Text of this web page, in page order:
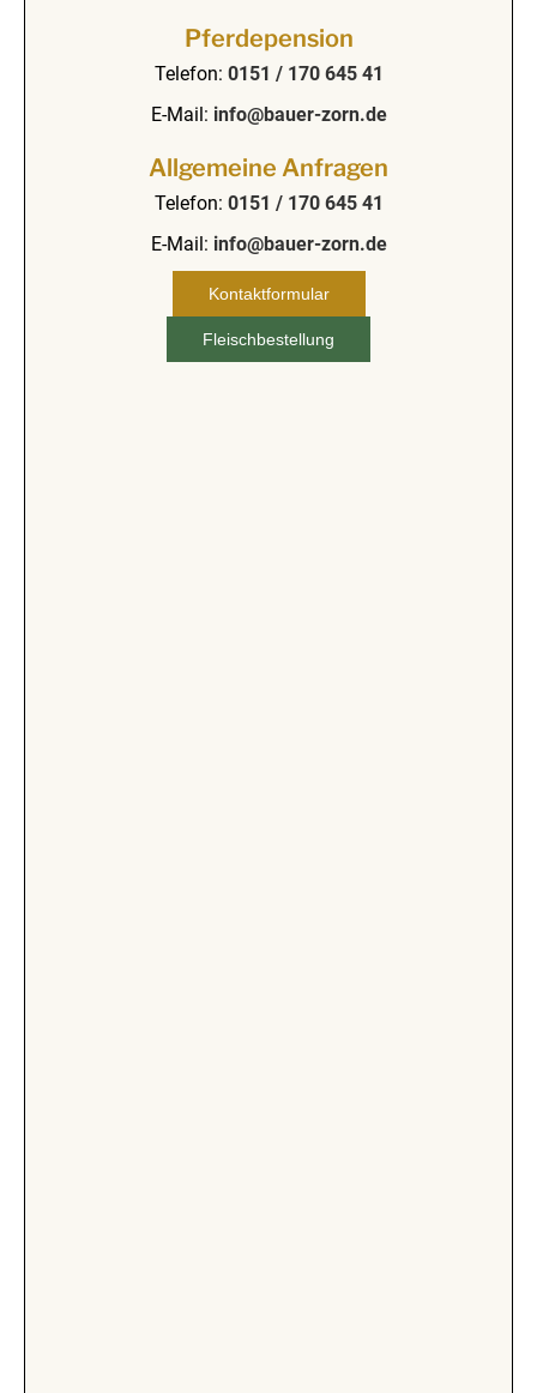
Pferdepension
Telefon: 0151 / 170 645 41
E-Mail: info@bauer-zorn.de
Allgemeine Anfragen
Telefon: 0151 / 170 645 41
E-Mail: info@bauer-zorn.de
Kontaktformular
Fleischbestellung